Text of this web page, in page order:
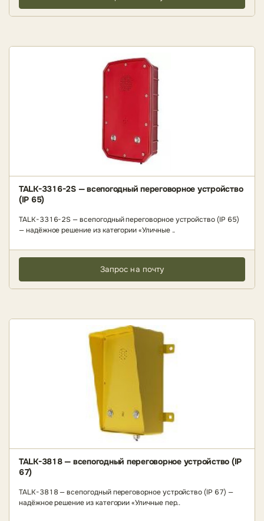
TALK-3316-2S — всепогодный переговорное устройство
(IP 65)
TALK-3316-2S — всепогодный переговорное устройство (IP 65)
— надёжное решение из категории «Уличные ..
Запрос на почту
TALK-3818 — всепогодный переговорное устройство (IP
67)
TALK-3818 — всепогодный переговорное устройство (IP 67) —
надёжное решение из категории «Уличные пер..